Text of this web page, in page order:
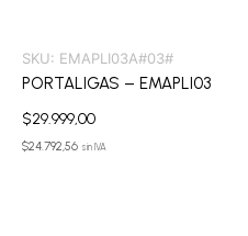
SKU: EMAPLI03A#03#
PORTALIGAS – EMAPLI03
$29.999,00
$24.792,56 sin IVA